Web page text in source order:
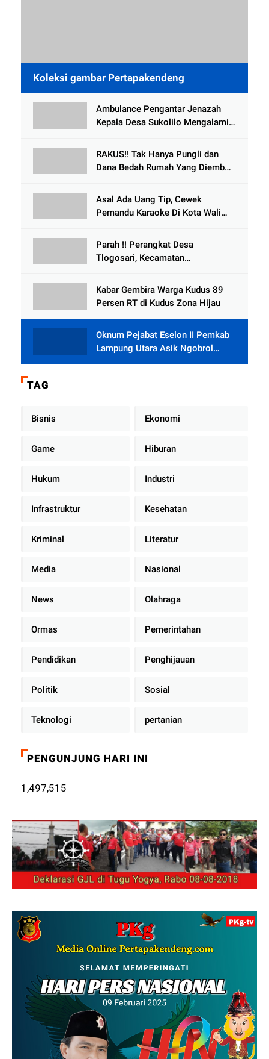
Koleksi gambar Pertapakendeng
Ambulance Pengantar Jenazah
Kepala Desa Sukolilo Mengalami
Meninggal Dunia
RAKUS!! Tak Hanya Pungli dan
Dana Bedah Rumah Yang Diembat,
Tlogowungu, di Duga
Selewengkan Bantuan Mushola
Asal Ada Uang Tip, Cewek
Pemandu Karaoke Di Kota Wali
Parah !! Perangkat Desa
Tlogosari, Kecamatan
Rumah dari BAZNAS
Kabar Gembira Warga Kudus 89
Persen RT di Kudus Zona Hijau
Oknum Pejabat Eselon II Pemkab
Lampung Utara Asik Ngobrol
Dengan Teman Kencan Wanitanya
TAG
Bisnis Ekonomi
Game Hiburan
Hukum Industri
Infrastruktur Kesehatan
Kriminal Literatur
Media Nasional
News Olahraga
Ormas Pemerintahan
Pendidikan Penghijauan
Politik Sosial
Teknologi pertanian
PENGUNJUNG HARI INI
1,497,515